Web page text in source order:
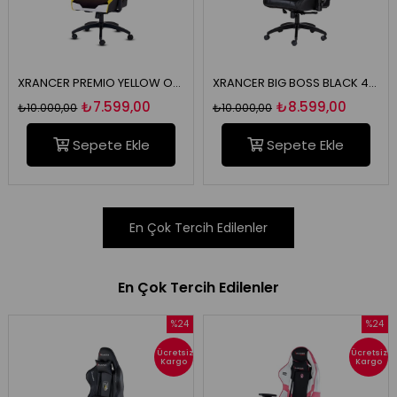
XRANCER PREMIO YELLOW OYUNCU KOLTUĞU
₺7.599,00
₺10.000,00
Sepete Ekle
XRANCER BIG BOSS BLACK 4D OYUNCU KOLTUĞU
₺8.599,00
₺10.000,00
Sepete Ekle
En Çok Tercih Edilenler
En Çok Tercih Edilenler
%24
İndirim
%24İndirim
Ücretsiz
Kargo
%24
İndirim
Ücretsiz
Kargo